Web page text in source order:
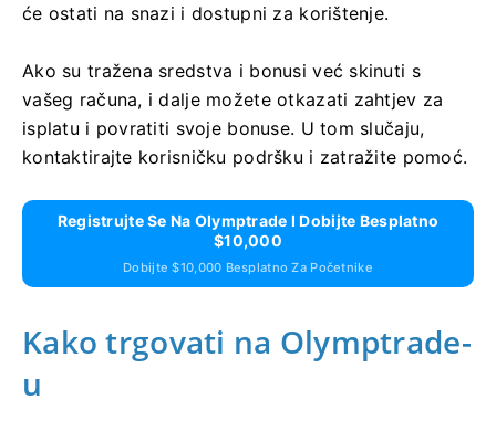
će ostati na snazi ​​i dostupni za korištenje.
Ako su tražena sredstva i bonusi već skinuti s
vašeg računa, i dalje možete otkazati zahtjev za
isplatu i povratiti svoje bonuse. U tom slučaju,
kontaktirajte korisničku podršku i zatražite pomoć.
Registrujte Se Na Olymptrade I Dobijte Besplatno
$10,000
Dobijte $10,000 Besplatno Za Početnike
Kako trgovati na Olymptrade-
u